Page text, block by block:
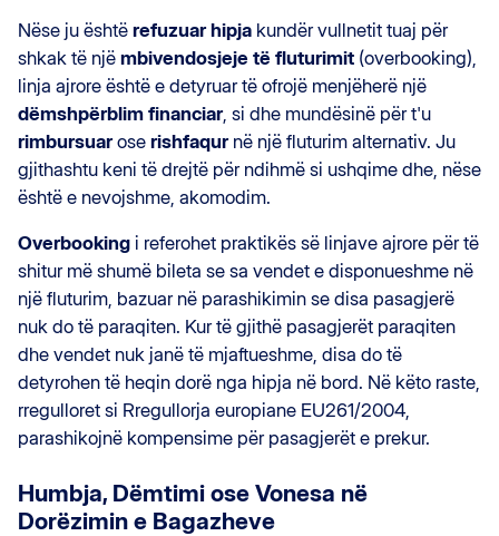
Nëse ju është refuzuar hipja kundër vullnetit tuaj për
shkak të një mbivendosjeje të fluturimit (overbooking),
linja ajrore është e detyruar të ofrojë menjëherë një
dëmshpërblim financiar, si dhe mundësinë për t'u
rimbursuarose rishfaqurnë një fluturim alternativ. Ju
gjithashtu keni të drejtë për ndihmë si ushqime dhe, nëse
është e nevojshme, akomodim.
Overbooking i referohet praktikës së linjave ajrore për të
shitur më shumë bileta se sa vendet e disponueshme në
një fluturim, bazuar në parashikimin se disa pasagjerë
nuk do të paraqiten. Kur të gjithë pasagjerët paraqiten
dhe vendet nuk janë të mjaftueshme, disa do të
detyrohen të heqin dorë nga hipja në bord. Në këto raste,
rregulloret si Rregullorja europiane EU261/2004,
parashikojnë kompensime për pasagjerët e prekur.
Humbja, Dëmtimi ose Vonesa në
Dorëzimin e Bagazheve